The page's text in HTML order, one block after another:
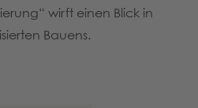
wirft einen Blick in
Bauens.